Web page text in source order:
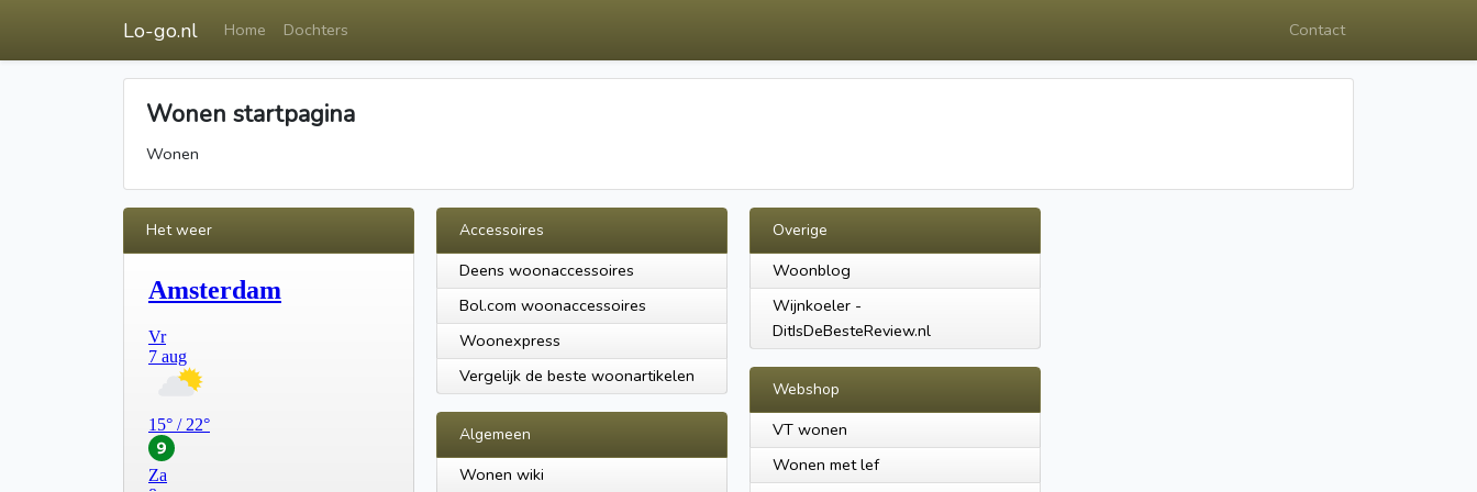
Lo-go.nl Home Dochters Contact
Wonen startpagina
Wonen
Het weer Accessoires
Deens woonaccessoires
Bol.com woonaccessoires
Woonexpress
Vergelijk de beste woonartikelen
Algemeen
Wonen wiki
Overige
Woonblog
Wijnkoeler -
DitIsDeBesteReview.nl
Webshop
VT wonen
Wonen met lef